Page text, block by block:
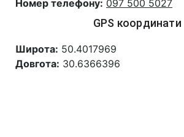
Номер телефону: 097 500 5027
GPS координати
Широта: 50.4017969
Довгота: 30.6366396